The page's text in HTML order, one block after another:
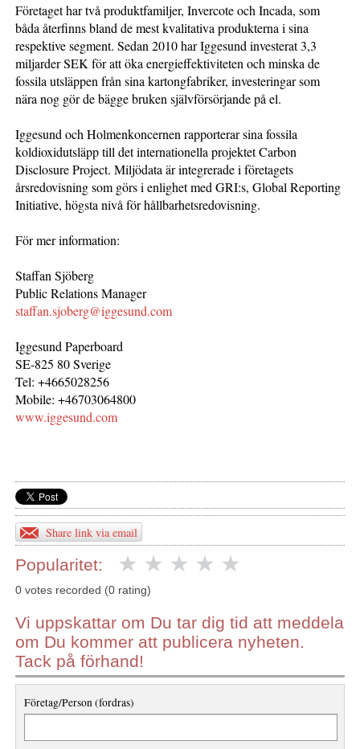
Företaget har två produktfamiljer, Invercote och Incada, som
båda återfinns bland de mest kvalitativa produkterna i sina
respektive segment. Sedan 2010 har Iggesund investerat 3,3
miljarder SEK för att öka energieffektiviteten och minska de
fossila utsläppen från sina kartongfabriker, investeringar som
nära nog gör de bägge bruken självförsörjande på el.
Iggesund och Holmenkoncernen rapporterar sina fossila
koldioxidutsläpp till det internationella projektet Carbon
Disclosure Project. Miljödata är integrerade i företagets
årsredovisning som görs i enlighet med GRI:s, Global Reporting
Initiative, högsta nivå för hållbarhetsredovisning.
För mer information:
Staffan Sjöberg
Public Relations Manager
staffan.sjoberg@iggesund.com
Iggesund Paperboard
SE-825 80 Sverige
Tel: +4665028256
Mobile: +46703064800
www.iggesund.com
Share link via email
Popularitet:
0 votes recorded (0 rating)
Vi uppskattar om Du tar dig tid att meddela
om Du kommer att publicera nyheten.
Tack på förhand!
Företag/Person (fordras)